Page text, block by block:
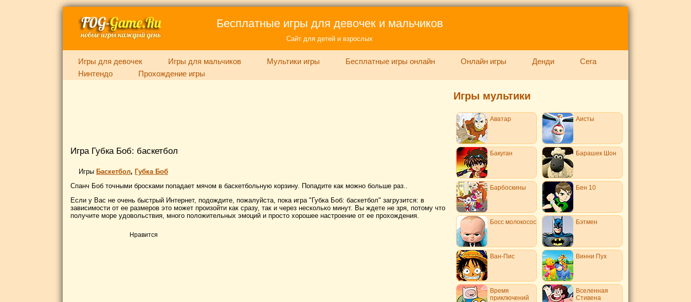
Бесплатные игры для девочек и мальчиков
Сайт для детей и взрослых
Игры для девочек Игры для мальчиков Мультики игры Бесплатные игры онлайн Онлайн игры Денди
Сега
Нинтендо
Прохождение игры
Игра Губка Боб: баскетбол
Игры Баскетбол, Губка Боб
Спанч Боб точными бросками попадает мячом в баскетбольную корзину. Попадите как можно больше раз..
Если у Вас не очень быстрый Интернет, подождите, пожалуйста, пока игра "Губка Боб: баскетбол" загрузится: в
зависимости от ее размеров это может произойти как сразу, так и через несколько минут. Вы ждете не зря, потому что
получите море удовольствия, много положительных эмоций и просто хорошее настроение от ее прохождения.
Нравится
Игры мультики
Аватар Аисты
Бакуган Барашек Шон
Барбоскины Бен 10
Босс молокосос Бэтмен
Ван-Пис Винни Пух
Время
приключений
Вселенная
Стивена